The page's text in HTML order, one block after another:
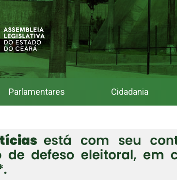
Parlamentares Cidadania